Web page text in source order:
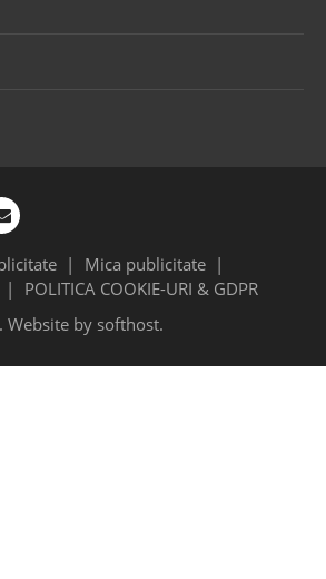
Mica publicitate
POLITICA COOKIE-URI & GDPR
Website by softhost.